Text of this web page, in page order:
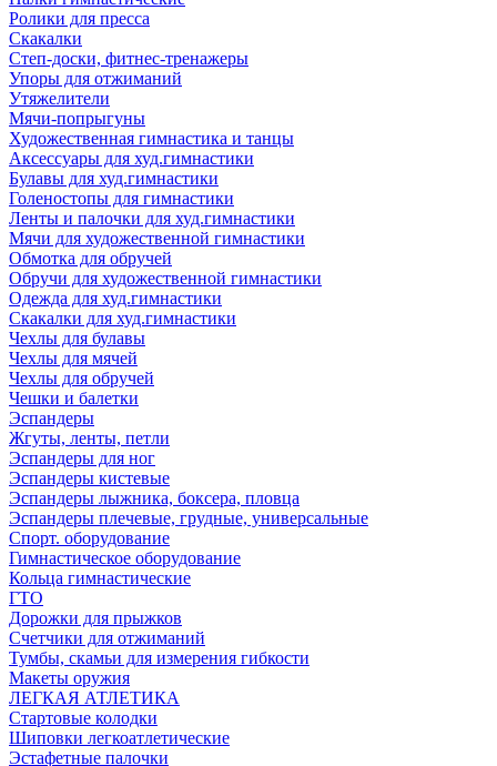
Ролики для пресса
Скакалки
Степ-доски, фитнес-тренажеры
Упоры для отжиманий
Утяжелители
Мячи-попрыгуны
Художественная гимнастика и танцы
Аксессуары для худ.гимнастики
Булавы для худ.гимнастики
Голеностопы для гимнастики
Ленты и палочки для худ.гимнастики
Мячи для художественной гимнастики
Обмотка для обручей
Обручи для художественной гимнастики
Одежда для худ.гимнастики
Скакалки для худ.гимнастики
Чехлы для булавы
Чехлы для мячей
Чехлы для обручей
Чешки и балетки
Эспандеры
Жгуты, ленты, петли
Эспандеры для ног
Эспандеры кистевые
Эспандеры лыжника, боксера, пловца
Эспандеры плечевые, грудные, универсальные
Спорт. оборудование
Гимнастическое оборудование
Кольца гимнастические
ГТО
Дорожки для прыжков
Счетчики для отжиманий
Тумбы, скамьи для измерения гибкости
Макеты оружия
ЛЕГКАЯ АТЛЕТИКА
Стартовые колодки
Шиповки легкоатлетические
Эстафетные палочки